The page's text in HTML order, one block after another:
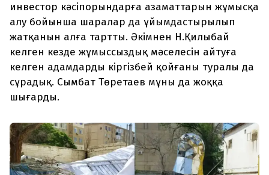
инвестор кәсіпорындарға азаматтарын жұмысқа
алу бойынша шаралар да ұйымдастырылып
жатқанын алға тартты. Әкімнен Н.Қилыбай
келген кезде жұмыссыздық мәселесін айтуға
келген адамдарды кіргізбей қойғаны туралы да
сұрадық. Сымбат Төретаев мұны да жоққа
шығарды.